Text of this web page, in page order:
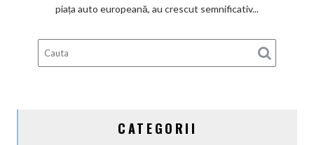
din
Germania
piața auto europeană, au crescut semnificativ...
CATEGORII